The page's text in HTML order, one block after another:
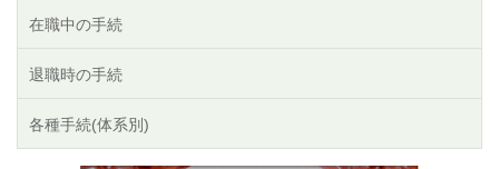
在職中の手続
退職時の手続
各種手続(体系別)